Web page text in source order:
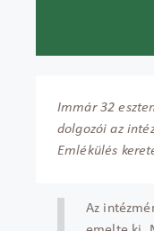
Immár 32
dolgozói az
Emlékülés
Az